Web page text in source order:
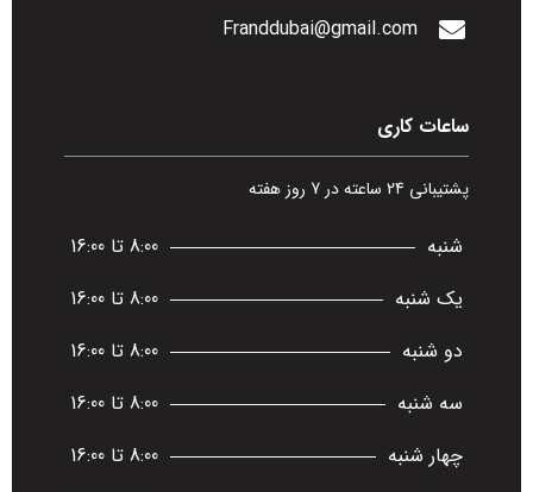
Franddubai@gmail.com
ساعات کاری
پشتیبانی 24 ساعته در 7 روز هفته
شنبه
8:00 تا 16:00
یک شنبه
8:00 تا 16:00
دو شنبه
8:00 تا 16:00
سه شنبه
8:00 تا 16:00
چهار شنبه
8:00 تا 16:00